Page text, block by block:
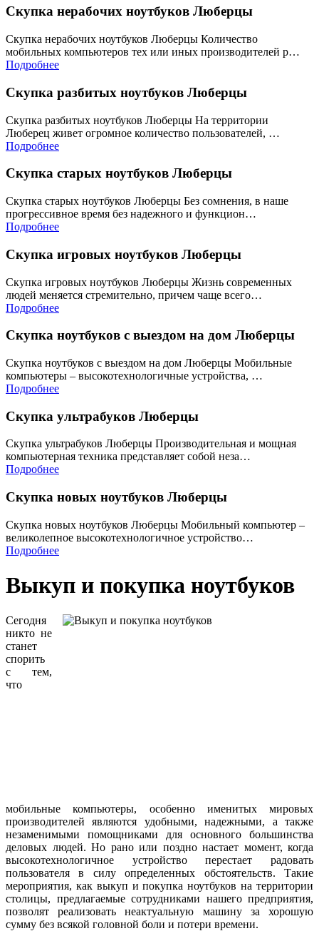
Скупка нерабочих ноутбуков Люберцы
Скупка нерабочих ноутбуков Люберцы Количество
мобильных компьютеров тех или иных производителей р…
Подробнее
Скупка разбитых ноутбуков Люберцы
Скупка разбитых ноутбуков Люберцы На территории
Люберец живет огромное количество пользователей, …
Подробнее
Скупка старых ноутбуков Люберцы
Скупка старых ноутбуков Люберцы Без сомнения, в наше
прогрессивное время без надежного и функцион…
Подробнее
Скупка игровых ноутбуков Люберцы
Скупка игровых ноутбуков Люберцы Жизнь современных
людей меняется стремительно, причем чаще всего…
Подробнее
Скупка ноутбуков с выездом на дом Люберцы
Скупка ноутбуков с выездом на дом Люберцы Мобильные
компьютеры – высокотехнологичные устройства, …
Подробнее
Скупка ультрабуков Люберцы
Скупка ультрабуков Люберцы Производительная и мощная
компьютерная техника представляет собой неза…
Подробнее
Скупка новых ноутбуков Люберцы
Скупка новых ноутбуков Люберцы Мобильный компьютер –
великолепное высокотехнологичное устройство…
Подробнее
Выкуп и покупка ноутбуков
Сегодня
никто не
станет
спорить
с тем,
что
мобильные компьютеры, особенно именитых мировых
производителей являются удобными, надежными, а также
незаменимыми помощниками для основного большинства
деловых людей. Но рано или поздно настает момент, когда
высокотехнологичное устройство перестает радовать
пользователя в силу определенных обстоятельств. Такие
мероприятия, как выкуп и покупка ноутбуков на территории
столицы, предлагаемые сотрудниками нашего предприятия,
позволят реализовать неактуальную машину за хорошую
сумму без всякой головной боли и потери времени.